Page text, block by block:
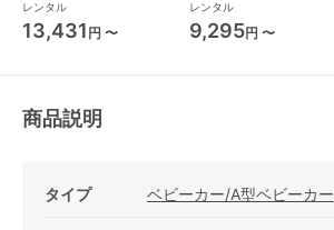
(pigeon)
レンタル
13,431 円 〜
レンタル
9,295円 〜
商品説明
タイプ ベビーカー/A型ベビーカー